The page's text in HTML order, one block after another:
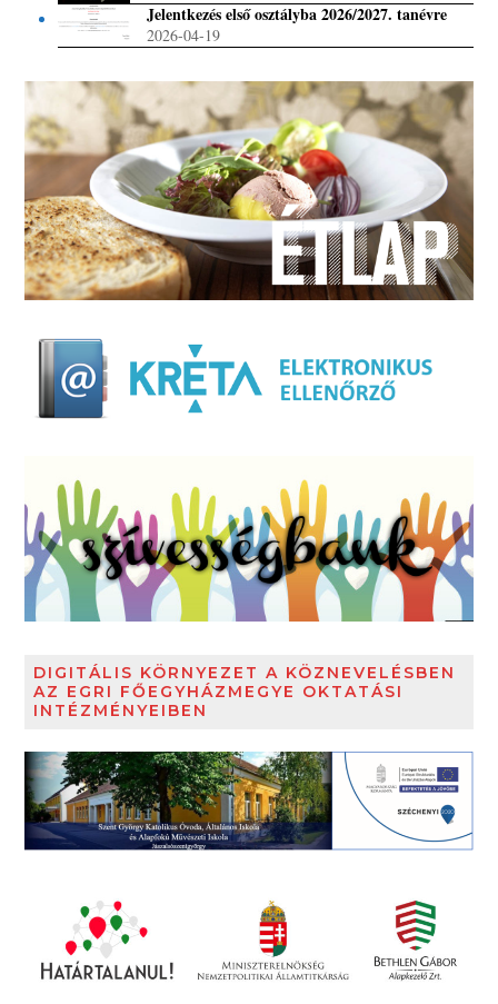
Jelentkezés első osztályba 2026/2027. tanévre
2026-04-19
DIGITÁLIS KÖRNYEZET A KÖZNEVELÉSBEN
AZ EGRI FŐEGYHÁZMEGYE OKTATÁSI
INTÉZMÉNYEIBEN